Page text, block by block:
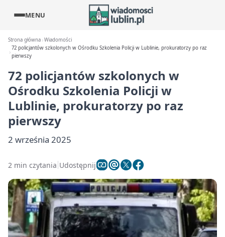
MENU
Strona główna Wiadomości
72 policjantów szkolonych w Ośrodku Szkolenia Policji w Lublinie, prokuratorzy po raz
pierwszy
72 policjantów szkolonych w
Ośrodku Szkolenia Policji w
Lublinie, prokuratorzy po raz
pierwszy
2 września 2025
2 min czytania Udostępnij